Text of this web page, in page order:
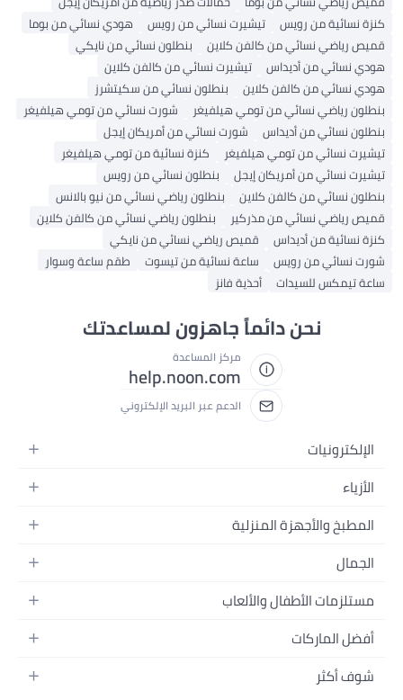
كنزة نسائية من رويس
تيشيرت نسائي من رويس
هودي نسائي من بوما
قميص رياضي نسائي من كالفن كلاين
بنطلون نسائي من نايكي
هودي نسائي من أديداس
تيشيرت نسائي من كالفن كلاين
هودي نسائي من كالفن كلاين
بنطلون نسائي من سكيتشرز
بنطلون رياضي نسائي من تومي هيلفيغر
شورت نسائي من تومي هيلفيغر
بنطلون نسائي من أديداس
شورت نسائي من أمريكان إيجل
تيشيرت نسائي من تومي هيلفيغر
كنزة نسائية من تومي هيلفيغر
تيشيرت نسائي من أمريكان إيجل
بنطلون نسائي من رويس
بنطلون نسائي من كالفن كلاين
بنطلون رياضي نسائي من نيو بالانس
قميص رياضي نسائي من مذركير
بنطلون رياضي نسائي من كالفن كلاين
كنزة نسائية من أديداس
قميص رياضي نسائي من نايكي
شورت نسائي من رويس
ساعة نسائية من تيسوت
طقم ساعة وسوار
ساعة تيمكس للسيدات
أحذية فانز
نحن دائماً جاهزون لمساعدتك
مركز المساعدة
help.noon.com
الدعم عبر البريد الإلكتروني
الإلكترونيات
الجوالات
اللابتوبات
الأجهزة المنزلية
التلفزيونات
السماعات
ألعاب القيمنق
الأزياء
أزياء نسائية
أزياء البنات
أزياء الأولاد
المجوهرات
حقائب نسائية
المطبخ والأجهزة المنزلية
الحمام
المطبخ والسفرة
أدوات وتحسين المنزل
الأثاث
الجمال
العطور
العناية بالشعر
العناية بالبشرة
مستلزمات الأطفال والألعاب
الحفاضات
الرضاعة والتغذية
أفضل الماركات
سامسونج
شوف أكثر